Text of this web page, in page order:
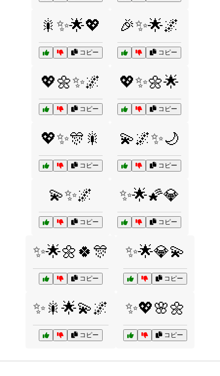
🎇✨🌟💖
コピー
🎉✨🌟🌌
コピー
💖🌼✨🌌
コピー
💖✨🌼🌟
コピー
💖✨🎊🎇
コピー
💫🌌✨🌙
コピー
💫✨🌌
コピー
✨🌟🌠💎
コピー
✨🌟🌼🍀🎊
コピー
✨🌟💎💫
コピー
✨🎇🌟💫🌌
コピー
✨💖🌸🌼
コピー